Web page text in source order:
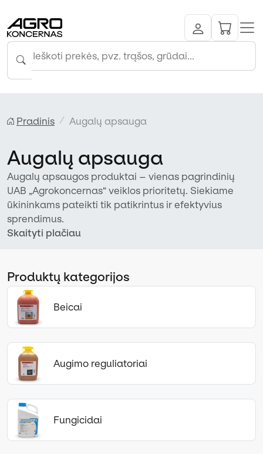
Pradinis Augalų apsauga
Augalų apsauga
Augalų apsaugos produktai – vienas pagrindinių
UAB „Agrokoncernas“ veiklos prioritetų. Siekiame
ūkininkams pateikti tik patikrintus ir efektyvius
sprendimus.
Skaityti plačiau
Produktų kategorijos
Beicai
Augimo reguliatoriai
Fungicidai